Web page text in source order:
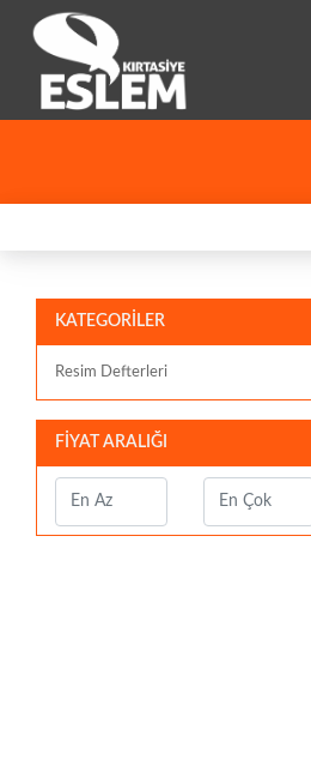
KATEGORİLER
Resim Defterleri
FİYAT ARALIĞI